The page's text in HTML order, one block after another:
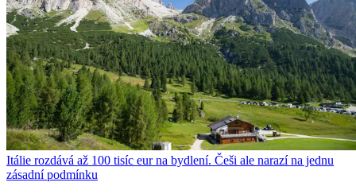
Itálie rozdává až 100 tisíc eur na bydlení. Češi ale narazí na jednu
zásadní podmínku